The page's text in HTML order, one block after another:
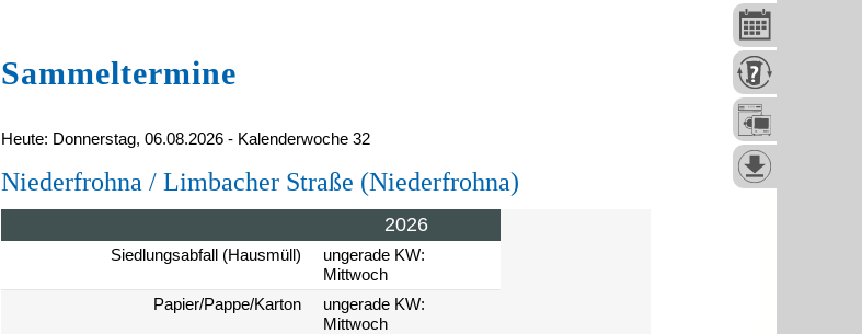
Sammeltermine
Heute: Donnerstag, 06.08.2026 - Kalenderwoche 32
Niederfrohna / Limbacher Straße (Niederfrohna)
2026
Siedlungsabfall (Hausmüll)
ungerade KW:
Mittwoch
Papier/Pappe/Karton
ungerade KW:
Mittwoch